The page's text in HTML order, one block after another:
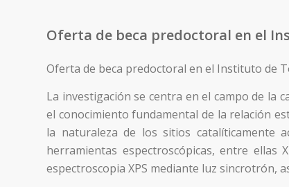
Oferta de beca predoctoral en el
Oferta de beca predoctoral en el Instituto de
La investigación se centra en el campo de la
el conocimiento fundamental de la relación
la naturaleza de los sitios catalíticamente
herramientas espectroscópicas, entre
espectroscopia XPS mediante luz sincrotrón,